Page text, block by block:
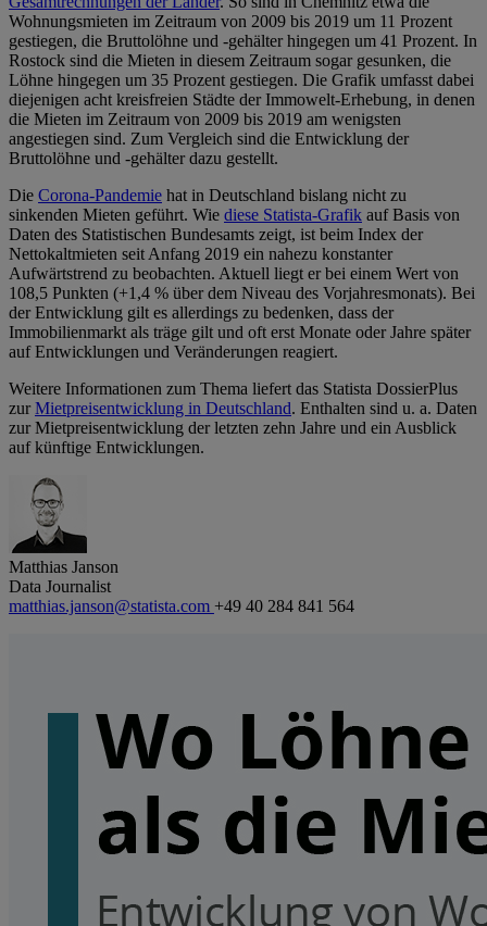
Wohnungsmieten im Zeitraum von 2009 bis 2019 um 11 Prozent
gestiegen, die Bruttolöhne und -gehälter hingegen um 41 Prozent. In
Rostock sind die Mieten in diesem Zeitraum sogar gesunken, die
Löhne hingegen um 35 Prozent gestiegen. Die Grafik umfasst dabei
diejenigen acht kreisfreien Städte der Immowelt-Erhebung, in denen
die Mieten im Zeitraum von 2009 bis 2019 am wenigsten
angestiegen sind. Zum Vergleich sind die Entwicklung der
Bruttolöhne und -gehälter dazu gestellt.
Die Corona-Pandemie hat in Deutschland bislang nicht zu
sinkenden Mieten geführt. Wie diese Statista-Grafik auf Basis von
Daten des Statistischen Bundesamts zeigt, ist beim Index der
Nettokaltmieten seit Anfang 2019 ein nahezu konstanter
Aufwärtstrend zu beobachten. Aktuell liegt er bei einem Wert von
108,5 Punkten (+1,4 % über dem Niveau des Vorjahresmonats). Bei
der Entwicklung gilt es allerdings zu bedenken, dass der
Immobilienmarkt als träge gilt und oft erst Monate oder Jahre später
auf Entwicklungen und Veränderungen reagiert.
Weitere Informationen zum Thema liefert das Statista DossierPlus
zurMietpreisentwicklung in Deutschland. Enthalten sind u. a. Daten
zur Mietpreisentwicklung der letzten zehn Jahre und ein Ausblick
auf künftige Entwicklungen.
Matthias Janson
Data Journalist
matthias.janson@statista.com +49 40 284 841 564